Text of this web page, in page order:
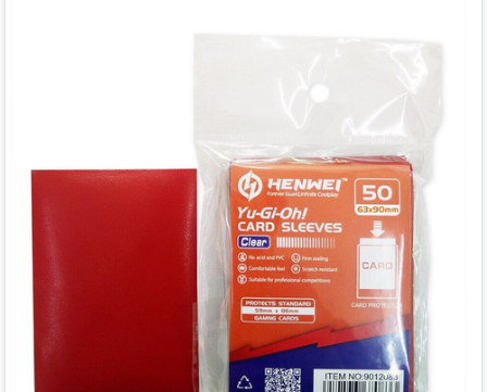
Mã giảm giá:
Ngày hết hạn:
Điều kiện: